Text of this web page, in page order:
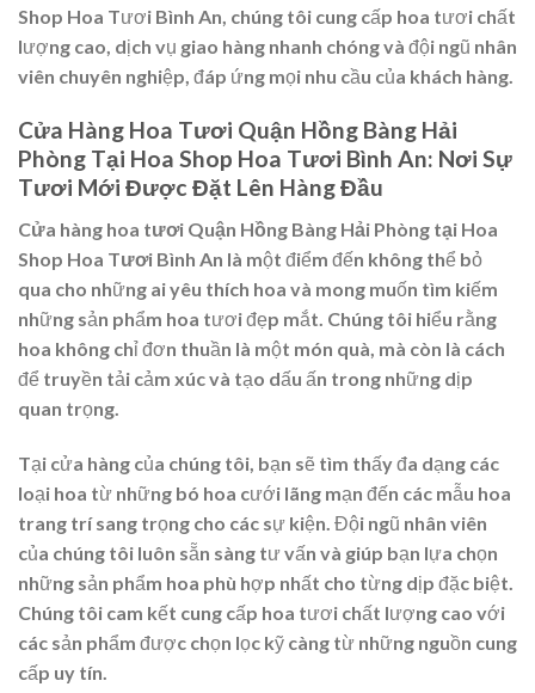
Shop Hoa Tươi Bình An, chúng tôi cung cấp hoa tươi chất
lượng cao, dịch vụ giao hàng nhanh chóng và đội ngũ nhân
viên chuyên nghiệp, đáp ứng mọi nhu cầu của khách hàng.
Cửa Hàng Hoa Tươi Quận Hồng Bàng Hải
Phòng Tại Hoa Shop Hoa Tươi Bình An: Nơi Sự
Tươi Mới Được Đặt Lên Hàng Đầu
Cửa hàng hoa tươi Quận Hồng Bàng Hải Phòng tại Hoa
Shop Hoa Tươi Bình An là một điểm đến không thể bỏ
qua cho những ai yêu thích hoa và mong muốn tìm kiếm
những sản phẩm hoa tươi đẹp mắt. Chúng tôi hiểu rằng
hoa không chỉ đơn thuần là một món quà, mà còn là cách
để truyền tải cảm xúc và tạo dấu ấn trong những dịp
quan trọng.
Tại cửa hàng của chúng tôi, bạn sẽ tìm thấy đa dạng các
loại hoa từ những bó hoa cưới lãng mạn đến các mẫu hoa
trang trí sang trọng cho các sự kiện. Đội ngũ nhân viên
của chúng tôi luôn sẵn sàng tư vấn và giúp bạn lựa chọn
những sản phẩm hoa phù hợp nhất cho từng dịp đặc biệt.
Chúng tôi cam kết cung cấp hoa tươi chất lượng cao với
các sản phẩm được chọn lọc kỹ càng từ những nguồn cung
cấp uy tín.